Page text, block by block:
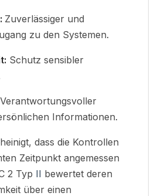
Zuverlässiger und
zu den Systemen.
Schutz sensibler
Verantwortungsvoller
Informationen.
dass die Kontrollen
Zeitpunkt angemessen
2 Typ II bewertet deren
über einen